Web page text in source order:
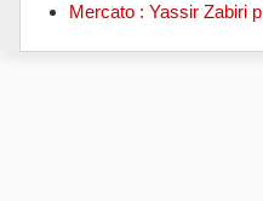
Mercato : Yassir Zabiri